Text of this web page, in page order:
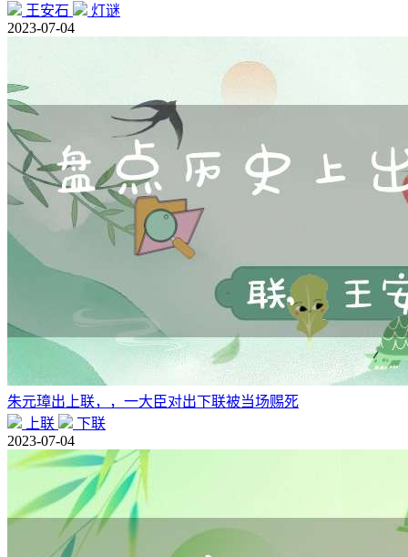
王安石
灯谜
2023-07-04
朱元璋出上联，，一大臣对出下联被当场赐死
上联
下联
2023-07-04